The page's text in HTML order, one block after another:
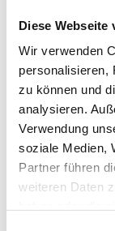
Diese Webseite
Wir verwenden
personalisieren,
zu können und
analysieren.
Verwendung
soziale Medien,
Partner führen
weiteren Daten
Branche
Paper
Dann